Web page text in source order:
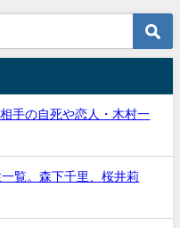
手の自死や恋人・木村一
覧。森下千里、桜井莉